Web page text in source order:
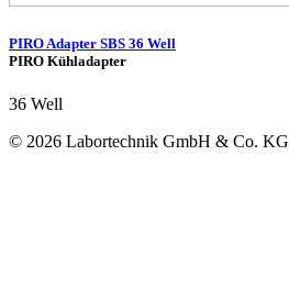
PIRO Adapter SBS 36 Well
PIRO Kühladapter
36 Well
© 2026 Labortechnik GmbH & Co. KG